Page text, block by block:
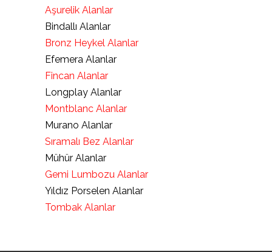
Aşurelik Alanlar
Bindallı Alanlar
Bronz Heykel Alanlar
Efemera Alanlar
Fincan Alanlar
Longplay Alanlar
Montblanc Alanlar
Murano Alanlar
Sıramalı Bez Alanlar
Mühür Alanlar
Gemi Lumbozu Alanlar
Yıldız Porselen Alanlar
Tombak Alanlar